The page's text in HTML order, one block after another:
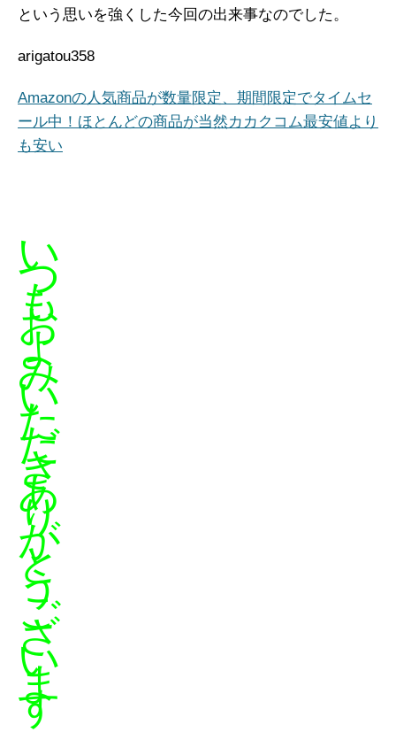
という思いを強くした今回の出来事なのでした。
arigatou358
Amazonの人気商品が数量限定、期間限定でタイムセ
ール中！ほとんどの商品が当然カカクコム最安値より
も安い
い
つ
も
お
よ
み
い
た
だ
き
あ
り
が
と
う
ご
ざ
い
ま
す